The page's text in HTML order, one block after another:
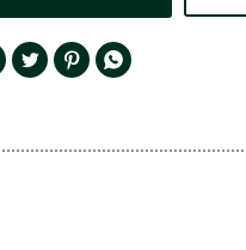
  